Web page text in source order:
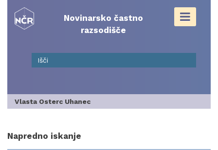
content
Novinarsko častno
razsodišče
Vlasta Osterc Uhanec
Napredno iskanje